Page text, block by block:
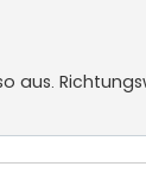
aus.